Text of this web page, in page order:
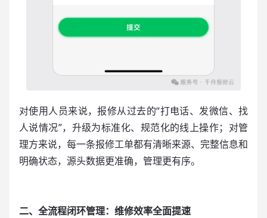
对使用人员来说，报修从过去的“打电话、发微信、找
人说情况”，升级为标准化、规范化的线上操作；对管
理方来说，每一条报修工单都有清晰来源、完整信息和
明确状态，源头数据更准确，管理更有序。
二、全流程闭环管理：维修效率全面提速